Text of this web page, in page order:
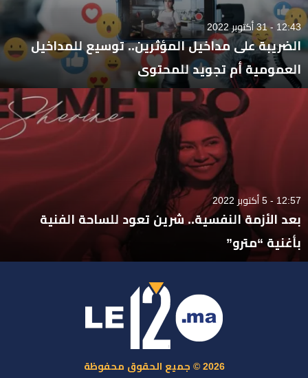
12:43 - 31 أكتوبر 2022
الضريبة على مداخيل المؤثرين.. توسيع للمداخيل
العمومية أم تجويد للمحتوى
12:57 - 5 أكتوبر 2022
بعد الأزمة النفسية.. شرين تعود للساحة الفنية
بأغنية “مترو”
2026 © جميع الحقوق محفوظة